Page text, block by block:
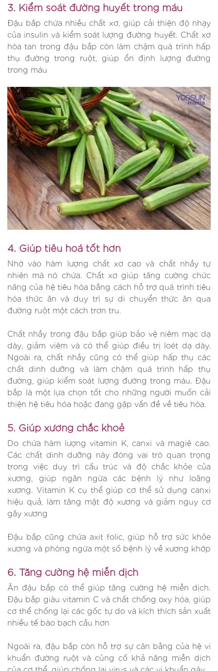
3. Kiểm soát đường huyết trong máu
Đậu bắp chứa nhiều chất xơ, giúp cải thiện độ nhạy
của insulin và kiểm soát lượng đường huyết. Chất xơ
hòa tan trong đậu bắp còn làm chậm quá trình hấp
thụ đường trong ruột, giúp ổn định lượng đường
trong máu
4. Giúp tiêu hoá tốt hơn
Nhờ vào hàm lượng chất xơ cao và chất nhầy tự
nhiên mà nó chứa. Chất xơ giúp tăng cường chức
năng của hệ tiêu hóa bằng cách hỗ trợ quá trình tiêu
hóa thức ăn và duy trì sự di chuyển thức ăn qua
đường ruột một cách trơn tru.
Chất nhầy trong đậu bắp giúp bảo vệ niêm mạc dạ
dày, giảm viêm và có thể giúp điều trị loét dạ dày.
Ngoài ra, chất nhầy cũng có thể giúp hấp thụ các
chất dinh dưỡng và làm chậm quá trình hấp thụ
đường, giúp kiểm soát lượng đường trong máu. Đậu
bắp là một lựa chọn tốt cho những người muốn cải
thiện hệ tiêu hóa hoặc đang gặp vấn đề về tiêu hóa.
5. Giúp xương chắc khoẻ
Do chứa hàm lượng vitamin K, canxi và magiê cao.
Các chất dinh dưỡng này đóng vai trò quan trọng
trong việc duy trì cấu trúc và độ chắc khỏe của
xương, giúp ngăn ngừa các bệnh lý như loãng
xương. Vitamin K cụ thể giúp cơ thể sử dụng canxi
hiệu quả, làm tăng mật độ xương và giảm nguy cơ
gãy xương
Đậu bắp cũng chứa axit folic, giúp hỗ trợ sức khỏe
xương và phòng ngừa một số bệnh lý về xương khớp
6. Tăng cường hệ miễn dịch
Ăn đậu bắp có thể giúp tăng cường hệ miễn dịch.
Đậu bắp giàu vitamin C và chất chống oxy hóa, giúp
cơ thể chống lại các gốc tự do và kích thích sản xuất
nhiều tế bào bạch cầu hơn
Ngoài ra, đậu bắp còn hỗ trợ sự cân bằng của hệ vi
khuẩn đường ruột và củng cố khả năng miễn dịch
của cơ thể, giúp chống lại virus và các vi khuẩn gây